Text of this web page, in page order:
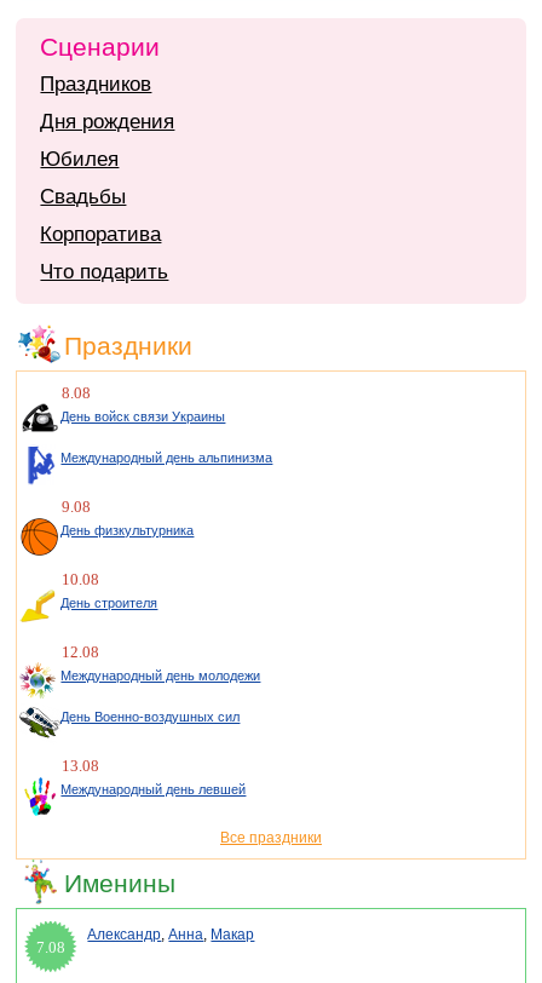
Сценарии
Праздников
Дня рождения
Юбилея
Свадьбы
Корпоратива
Что подарить
Праздники
8.08
День войск связи Украины
Международный день альпинизма
9.08
День физкультурника
10.08
День строителя
12.08
Международный день молодежи
День Военно-воздушных сил
13.08
Международный день левшей
Все праздники
Именины
7.08
Александр,Анна, Макар